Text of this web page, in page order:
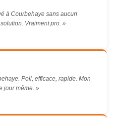
à Courbehaye sans aucun
Vraiment pro. »
Poli, efficace, rapide. Mon
jour même. »